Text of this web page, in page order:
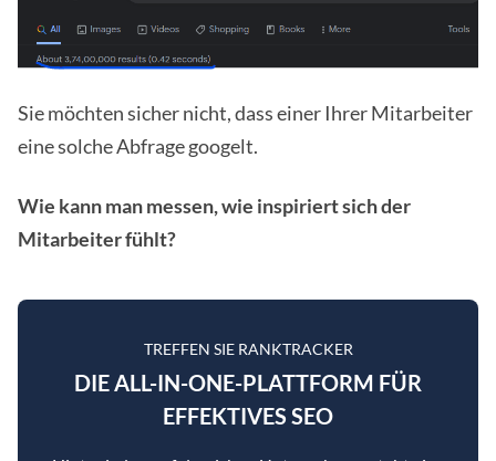
Sie möchten sicher nicht, dass einer Ihrer Mitarbeiter
eine solche Abfrage googelt.
Wie kann man messen, wie inspiriert sich der
Mitarbeiter fühlt?
TREFFEN SIE RANKTRACKER
DIE ALL-IN-ONE-PLATTFORM FÜR
EFFEKTIVES SEO